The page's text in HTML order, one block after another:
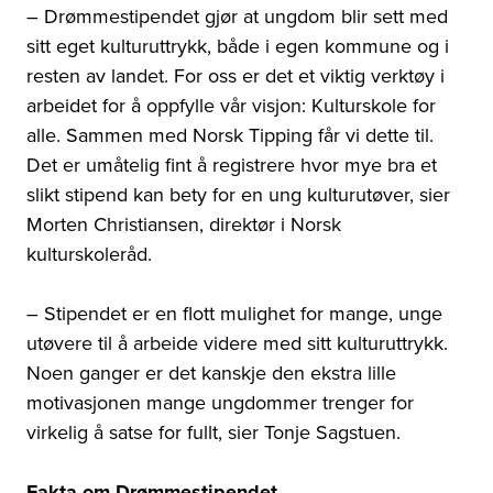
– Drømmestipendet gjør at ungdom blir sett med
sitt eget kulturuttrykk, både i egen kommune og i
resten av landet. For oss er det et viktig verktøy i
arbeidet for å oppfylle vår visjon: Kulturskole for
alle. Sammen med Norsk Tipping får vi dette til.
Det er umåtelig fint å registrere hvor mye bra et
slikt stipend kan bety for en ung kulturutøver, sier
Morten Christiansen, direktør i Norsk
kulturskoleråd.
– Stipendet er en flott mulighet for mange, unge
utøvere til å arbeide videre med sitt kulturuttrykk.
Noen ganger er det kanskje den ekstra lille
motivasjonen mange ungdommer trenger for
virkelig å satse for fullt, sier Tonje Sagstuen.